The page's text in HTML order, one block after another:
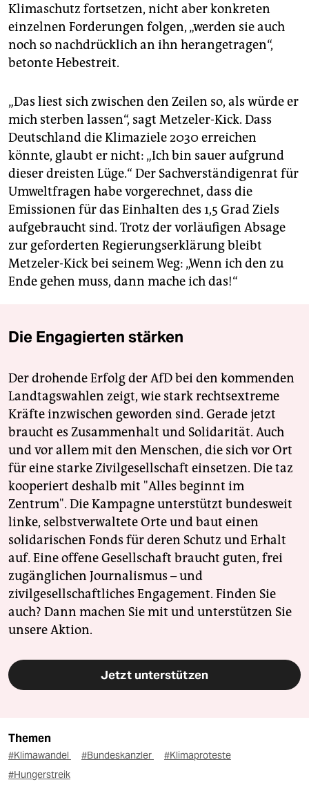
Klimaschutz fortsetzen, nicht aber konkreten
einzelnen Forderungen folgen, „werden sie auch
noch so nachdrücklich an ihn herangetragen“,
betonte Hebestreit.
„Das liest sich zwischen den Zeilen so, als würde er
mich sterben lassen“, sagt Metzeler-Kick. Dass
Deutschland die Klimaziele 2030 erreichen
könnte, glaubt er nicht: „Ich bin sauer aufgrund
dieser dreisten Lüge.“ Der Sachverständigenrat für
Umweltfragen habe vorgerechnet, dass die
Emissionen für das Einhalten des 1,5 Grad Ziels
aufgebraucht sind. Trotz der vorläufigen Absage
zur geforderten Regierungserklärung bleibt
Metzeler-Kick bei seinem Weg: „Wenn ich den zu
Ende gehen muss, dann mache ich das!“
Die Engagierten stärken
Der drohende Erfolg der AfD bei den kommenden
Landtagswahlen zeigt, wie stark rechtsextreme
Kräfte inzwischen geworden sind. Gerade jetzt
braucht es Zusammenhalt und Solidarität. Auch
und vor allem mit den Menschen, die sich vor Ort
für eine starke Zivilgesellschaft einsetzen. Die taz
kooperiert deshalb mit "Alles beginnt im
Zentrum". Die Kampagne unterstützt bundesweit
linke, selbstverwaltete Orte und baut einen
solidarischen Fonds für deren Schutz und Erhalt
auf. Eine offene Gesellschaft braucht guten, frei
zugänglichen Journalismus – und
zivilgesellschaftliches Engagement. Finden Sie
auch? Dann machen Sie mit und unterstützen Sie
unsere Aktion.
Jetzt unterstützen
Themen
#Klimawandel #Bundeskanzler
#Klimaproteste
#Hungerstreik